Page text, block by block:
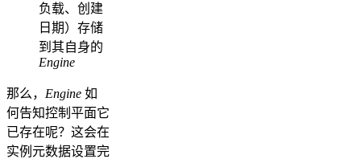
负载、创建
日期）存储
到其自身的
Engine
那么， Engine 如
何告知控制平面它
已存在呢？这会在
实例元数据设置完